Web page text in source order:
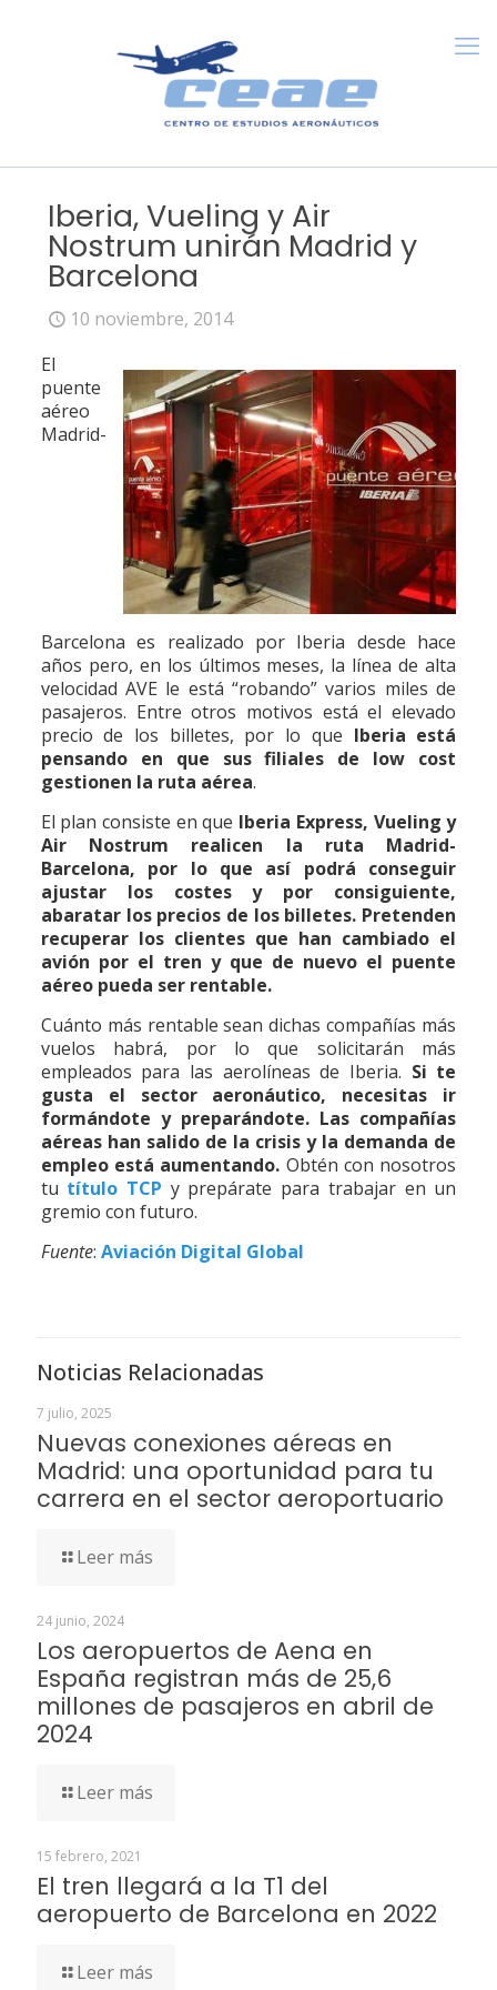
Iberia, Vueling y Air
Nostrum unirán Madrid y
Barcelona
10 noviembre, 2014
El
puente
aéreo
Madrid-
Barcelona es realizado por Iberia desde hace
años pero, en los últimos meses, la línea de alta
velocidad AVE le está “robando” varios miles de
pasajeros. Entre otros motivos está el elevado
precio de los billetes, por lo que Iberia está
pensando en que sus filiales de low cost
gestionen la ruta aérea.
El plan consiste en que Iberia Express, Vueling y
Air Nostrum realicen la ruta Madrid-
Barcelona, por lo que así podrá conseguir
ajustar los costes y por consiguiente,
abaratar los precios de los billetes. Pretenden
recuperar los clientes que han cambiado el
avión por el tren y que de nuevo el puente
aéreo pueda ser rentable.
Cuánto más rentable sean dichas compañías más
vuelos habrá, por lo que solicitarán más
empleados para las aerolíneas de Iberia. Si te
gusta el sector aeronáutico, necesitas ir
formándote y preparándote. Las compañías
aéreas han salido de la crisis y la demanda de
empleo está aumentando. Obtén con nosotros
tu título TCP y prepárate para trabajar en un
gremio con futuro.
Fuente: Aviación Digital Global
Noticias Relacionadas
7 julio, 2025
Nuevas conexiones aéreas en
Madrid: una oportunidad para tu
carrera en el sector aeroportuario
Leer más
24 junio, 2024
Los aeropuertos de Aena en
España registran más de 25,6
millones de pasajeros en abril de
2024
Leer más
15 febrero, 2021
El tren llegará a la T1 del
aeropuerto de Barcelona en 2022
Leer más